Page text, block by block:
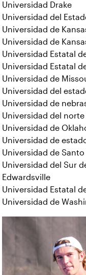
Universidad Drake
Universidad del
Universidad de
Universidad de
Universidad Estatal
Universidad Estatal
Universidad de
Universidad del
Universidad de
Universidad del norte
Universidad de
Universidad de
Universidad de Santo
Universidad del Sur
Edwardsville
Universidad Estatal
Universidad de